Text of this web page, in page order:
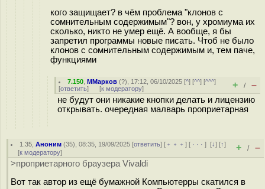
кого защищает? в чём проблема "клонов с
сомнительным содержимым"? вон, у хромиума их
сколько, никто не умер ещё. А вообще, я бы
запретил программы новые писать. Чтоб не было
клонов с сомнительным содержимым и, тем паче,
функциями
7.150 ,ММарков (?), 17:12, 06/10/2025 [^] [^^] [^^^]
[ответить] [к модератору] + / –
не будут они никакие кнопки делать и лицензию
открывать. очередная малварь проприетарная
1.35 ,Аноним (35), 08:35, 19/09/2025 [ответить] [ ﹢﹢﹢] [ · · ·][↓] [↑]
[к модератору] + / –
>проприетарного браузера Vivaldi
Вот так автор из ещё бумажной Компьютерры скатился в